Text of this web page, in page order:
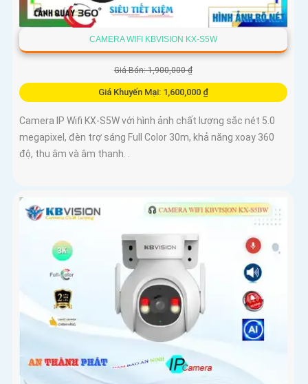
CAMERA WIFI KBVISION KX-S5W
Giá Bán: 1,900,000 ₫
Giá Khuyến Mại: 1,600,000 ₫
Camera IP Wifi KX-S5W với hình ảnh chất lượng sắc nét 5.0
megapixel, đèn trợ sáng Full Color 30m, khả năng xoay 360
độ, thu âm và âm thanh. .